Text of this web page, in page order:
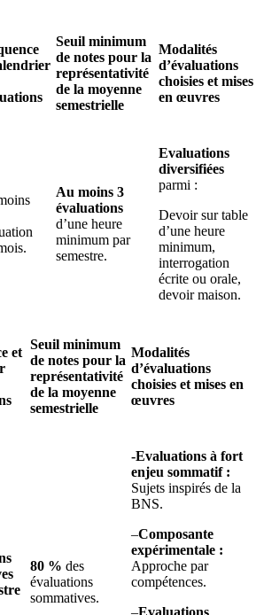
Seuil minimum
de notes pour la
représentativité
de la moyenne
semestrielle
Modalités
d’évaluations
choisies et mises
en œuvres
Au moins 3
évaluations
d’une heure
minimum par
semestre.
Evaluations
diversifiées
parmi :
Devoir sur table
d’une heure
minimum,
interrogation
écrite ou orale,
devoir maison.
et
Seuil minimum
de notes pour la
représentativité
de la moyenne
semestrielle
Modalités
d’évaluations
choisies et mises en
œuvres
80 % des
évaluations
sommatives.
-Evaluations à fort
enjeu sommatif :
Sujets inspirés de la
BNS.
–Composante
expérimentale :
Approche par
compétences.
–Evaluations